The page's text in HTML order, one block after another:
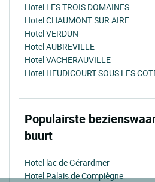
Hotel LES TROIS DOMAINES
Hotel CHAUMONT SUR AIRE
Hotel VERDUN
Hotel AUBREVILLE
Hotel VACHERAUVILLE
Hotel HEUDICOURT SOUS LES
Populairste
buurt
Hotel lac de Gérardmer
Hotel Palais de Compiègne